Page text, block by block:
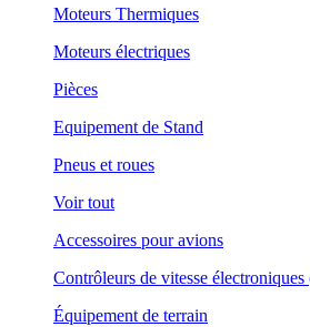
Moteurs Thermiques
Moteurs électriques
Pièces
Equipement de Stand
Pneus et roues
Voir tout
Accessoires pour avions
Contrôleurs de vitesse
Équipement de terrain